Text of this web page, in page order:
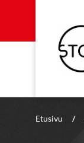
Etusivu /